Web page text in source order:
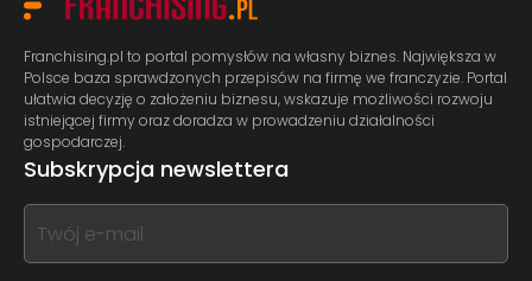
Franchising.pl to portal pomysłów na własny biznes. Największa w
Polsce baza sprawdzonych przepisów na firmę we franczyzie. Portal
ułatwia decyzję o założeniu biznesu, wskazuje możliwości rozwoju
istniejącej firmy oraz doradza w prowadzeniu działalności
gospodarczej.
Subskrypcja newslettera
If
you